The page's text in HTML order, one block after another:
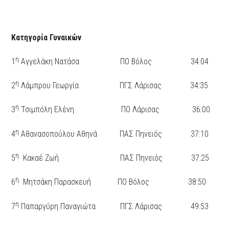
Κατηγορία Γυναικών
1 η Αγγελάκη Νατάσα ΠΟ Βόλος 34:04
2η Λάμπρου Γεωργία ΠΓΣ Λάρισας 34:35
3η Τσιμπόλη Ελένη ΠΟ Λάρισας 36:00
4η Αθανασοπούλου Αθηνά ΠΑΣ Πηνειός 37:10
5η Κακαέ Ζωή ΠΑΣ Πηνειός 37:25
6η Μητσάκη Παρασκευή ΠΟ Βόλος 38:50
7η Παπαργύρη Παναγιώτα ΠΓΣ Λάρισας 49:53